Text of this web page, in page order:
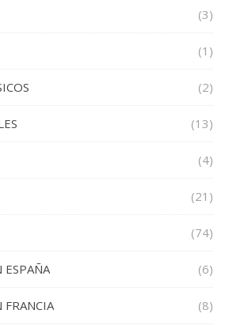
(3)
(1)
(2)
(13)
(4)
(21)
(74)
ESPAÑA (6)
FRANCIA (8)